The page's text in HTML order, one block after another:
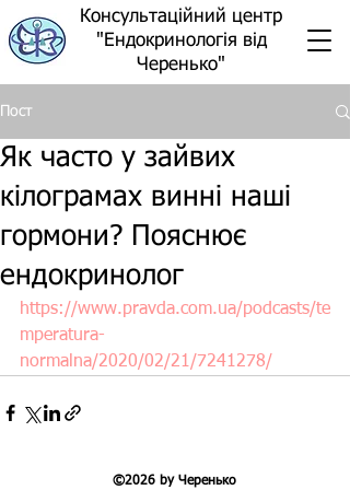
Консультаційний центр
"Ендокринологія від
Черенько"
Пост
Як часто у зайвих
кілограмах винні наші
гормони? Пояснює
ендокринолог
https://www.pravda.com.ua/podcasts/te
mperatura-
normalna/2020/02/21/7241278/
©2026 by Черенько